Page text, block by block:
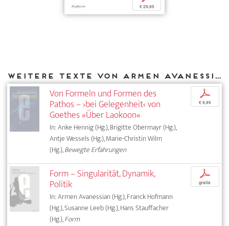
€ 29,95
Weitere Texte von Armen Avanessian bei DIAPHANES
Von Formeln und Formen des
Pathos – ›bei Gelegenheit‹ von
Goethes »Über Laokoon«
In: Anke Hennig (Hg.), Brigitte Obermayr (Hg.),
Antje Wessels (Hg.), Marie-Christin Wilm
(Hg.),Bewegte Erfahrungen
p
€ 9,95
Form – Singularität, Dynamik,
Politik
In: Armen Avanessian (Hg.), Franck Hofmann
(Hg.), Susanne Leeb (Hg.), Hans Stauffacher
(Hg.),Form
p
gratis